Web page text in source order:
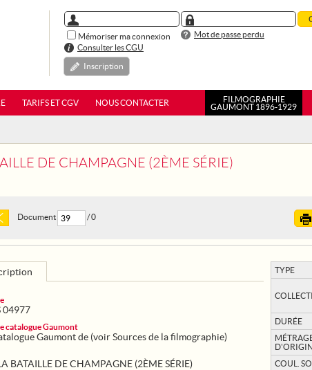
Mémoriser ma connexion
Mot de passe perdu
Consulter les CGU
Inscription
TARIFS ET CGV NOUS CONTACTER
FILMOGRAPHIE
GAUMONT 1896-1929
DE CHAMPAGNE (2ÈME SÉRIE)
Document / 0
TYPE
DURÉE
COUL.
04977
catalogue Gaumont
Gaumont de (voir Sources de la filmographie)
BATAILLE DE CHAMPAGNE (2ÈME SÉRIE)